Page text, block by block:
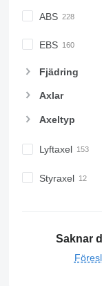
ABS
EBS
Fjädring
Axlar
Axeltyp
Lyftaxel
Styraxel
Saknar